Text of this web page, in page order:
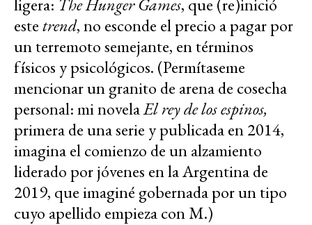
ligera: The Hunger Games, que (re)inició
estetrend, no esconde el precio a pagar por
un terremoto semejante, en términos
físicos y psicológicos. (Permítaseme
mencionar un granito de arena de cosecha
personal: mi novelaEl rey de los espinos,
primera de una serie y publicada en 2014,
imagina el comienzo de un alzamiento
liderado por jóvenes en la Argentina de
2019, que imaginé gobernada por un tipo
cuyo apellido empieza con M.)